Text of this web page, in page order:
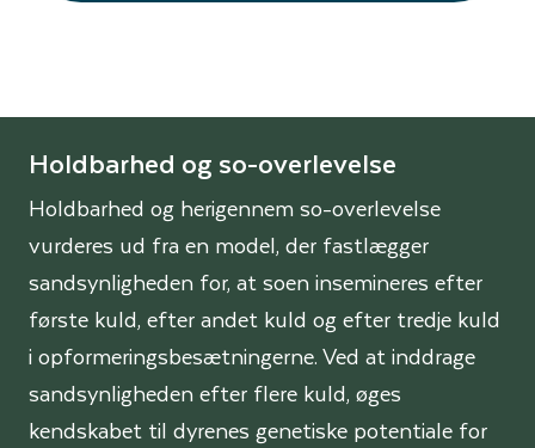
Holdbarhed og so-overlevelse
Holdbarhed og herigennem so-overlevelse
vurderes ud fra en model, der fastlægger
sandsynligheden for, at soen insemineres efter
første kuld, efter andet kuld og efter tredje kuld
i opformeringsbesætningerne. Ved at inddrage
sandsynligheden efter flere kuld, øges
kendskabet til dyrenes genetiske potentiale for